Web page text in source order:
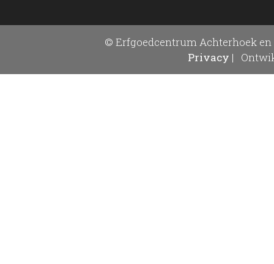
© Erfgoedcentrum Achterhoek en
Privacy |